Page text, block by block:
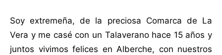
Soy extremeña, de la preciosa Comarca de La
Vera y me casé con un Talaverano hace 15 años y
juntos vivimos felices en Alberche, con nuestros